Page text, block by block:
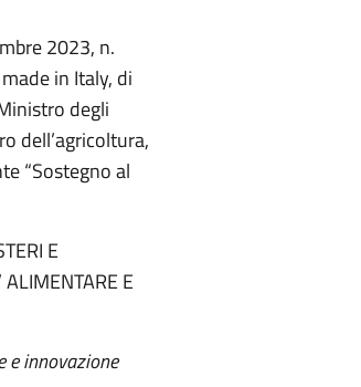
2023, n.
in Italy, di
degli
dell’agricoltura,
“Sostegno al
E
ALIMENTARE E
innovazione